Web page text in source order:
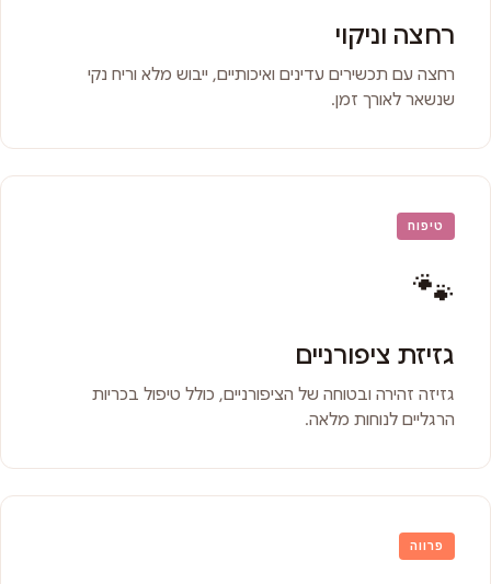
רחצה וניקוי
רחצה עם תכשירים עדינים ואיכותיים, ייבוש מלא וריח נקי
שנשאר לאורך זמן.
טיפוח
🐾
גזיזת ציפורניים
גזיזה זהירה ובטוחה של הציפורניים, כולל טיפול בכריות
הרגליים לנוחות מלאה.
פרווה